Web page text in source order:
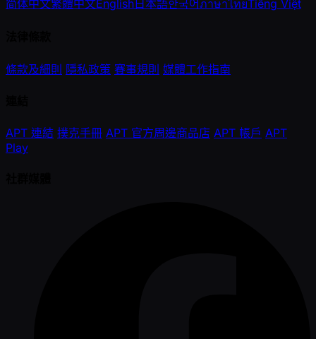
简体中文繁體中文English日本語한국어ภาษาไทยTiếng Việt
條款及細則 隱私政策 賽事規則 媒體工作指南
APT 連結 撲克手冊 APT 官方周邊商品店 APT 帳戶 APT
Play